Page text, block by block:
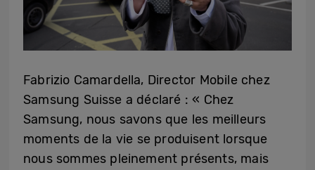
Fabrizio Camardella, Director Mobile chez
Samsung Suisse a déclaré : « Chez
Samsung, nous savons que les meilleurs
moments de la vie se produisent lorsque
nous sommes pleinement présents, mais